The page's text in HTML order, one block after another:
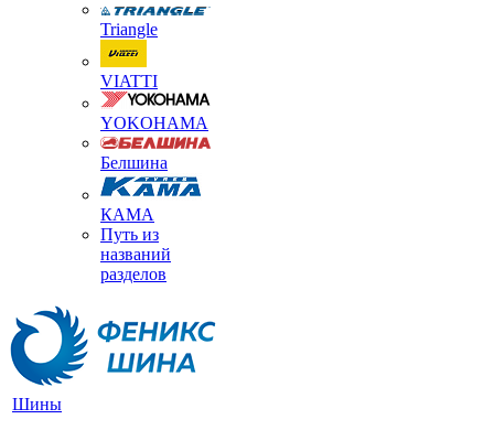
Triangle
VIATTI
YOKOHAMA
Белшина
КАМА
Путь из
названий
разделов
Шины